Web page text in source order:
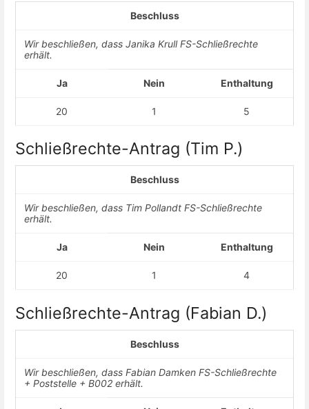
Beschluss
Wir beschließen, dass Janika Krull FS-Schließrechte
erhält.
Ja Nein Enthaltung
20 1 5
Schließrechte-Antrag (Tim P.)
Beschluss
Wir beschließen, dass Tim Pollandt FS-Schließrechte
erhält.
Ja Nein Enthaltung
20 1 4
Schließrechte-Antrag (Fabian D.)
Beschluss
Wir beschließen, dass Fabian Damken FS-Schließrechte
+ Poststelle + B002 erhält.